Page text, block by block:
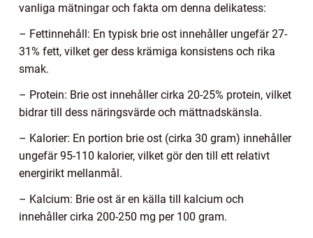
vanliga mätningar och fakta om denna delikatess:
– Fettinnehåll: En typisk brie ost innehåller ungefär 27-
31% fett, vilket ger dess krämiga konsistens och rika
smak.
– Protein: Brie ost innehåller cirka 20-25% protein, vilket
bidrar till dess näringsvärde och mättnadskänsla.
– Kalorier: En portion brie ost (cirka 30 gram) innehåller
ungefär 95-110 kalorier, vilket gör den till ett relativt
energirikt mellanmål.
– Kalcium: Brie ost är en källa till kalcium och
innehåller cirka 200-250 mg per 100 gram.